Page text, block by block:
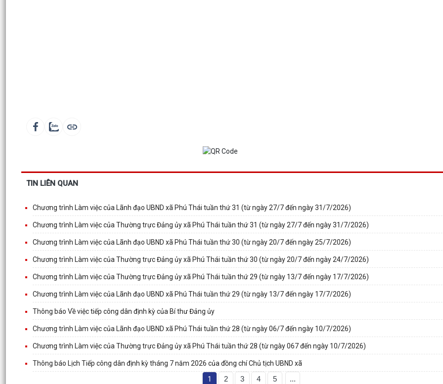
TIN LIÊN QUAN
Chương trình Làm việc của Lãnh đạo UBND xã Phú Thái tuần thứ 31 (từ ngày 27/7 đến ngày 31/7/2026)
Chương trình Làm việc của Thường trực Đảng ủy xã Phú Thái tuần thứ 31 (từ ngày 27/7 đến ngày 31/7/2026)
Chương trình Làm việc của Lãnh đạo UBND xã Phú Thái tuần thứ 30 (từ ngày 20/7 đến ngày 25/7/2026)
Chương trình Làm việc của Thường trực Đảng ủy xã Phú Thái tuần thứ 30 (từ ngày 20/7 đến ngày 24/7/2026)
Chương trình Làm việc của Thường trực Đảng ủy xã Phú Thái tuần thứ 29 (từ ngày 13/7 đến ngày 17/7/2026)
Chương trình Làm việc của Lãnh đạo UBND xã Phú Thái tuần thứ 29 (từ ngày 13/7 đến ngày 17/7/2026)
Thông báo Về việc tiếp công dân định kỳ của Bí thư Đảng ủy
Chương trình Làm việc của Lãnh đạo UBND xã Phú Thái tuần thứ 28 (từ ngày 06/7 đến ngày 10/7/2026)
Chương trình Làm việc của Thường trực Đảng ủy xã Phú Thái tuần thứ 28 (từ ngày 067 đến ngày 10/7/2026)
Thông báo Lịch Tiếp công dân định kỳ tháng 7 năm 2026 của đồng chí Chủ tịch UBND xã
1 2 3 4 5 ...